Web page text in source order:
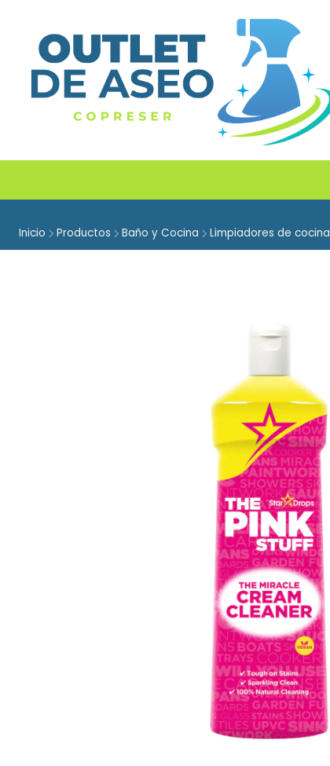
Inicio Productos Baño y Cocina Limpiadores de cocina